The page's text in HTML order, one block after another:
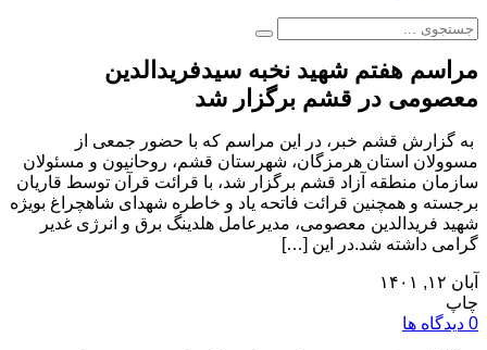
مراسم هفتم شهید نخبه سیدفریدالدین
معصومی در قشم برگزار شد
به گزارش قشم خبر، در این مراسم که با حضور جمعی از
مسوولان استان هرمزگان، شهرستان قشم، روحانیون و مسئولان
سازمان منطقه آزاد قشم برگزار شد، با قرائت قرآن توسط قاریان
برجسته و همچنین قرائت فاتحه یاد و خاطره شهدای شاهچراغ بویژه
شهید فریدالدین معصومی، مدیرعامل هلدینگ برق و انرژی غدیر
گرامی داشته شد.در این […]
آبان ۱۲, ۱۴۰۱
چاپ
0 دیدگاه ها